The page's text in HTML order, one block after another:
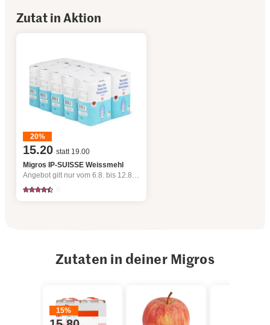
Zutat in Aktion
20%
15.20 statt 19.00
Migros IP-SUISSE Weissmehl
Angebot gilt nur vom 6.8. bis 12.8.2026, solange Vorrat.
Zutaten in deiner Migros
15%